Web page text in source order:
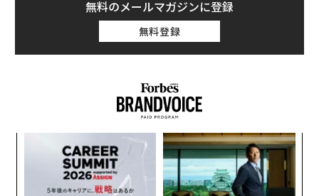
ーが、ドレイクとザ・ウィークエンドを声をフィーチャ
ーしたオリジナル曲『Heart on my Sleeve』をAIで作成
曲を管理するユニバーサルミュージックグループ （UM
G）からの訴えによって削除された。
無料のメールマガジンに登録
無料登録